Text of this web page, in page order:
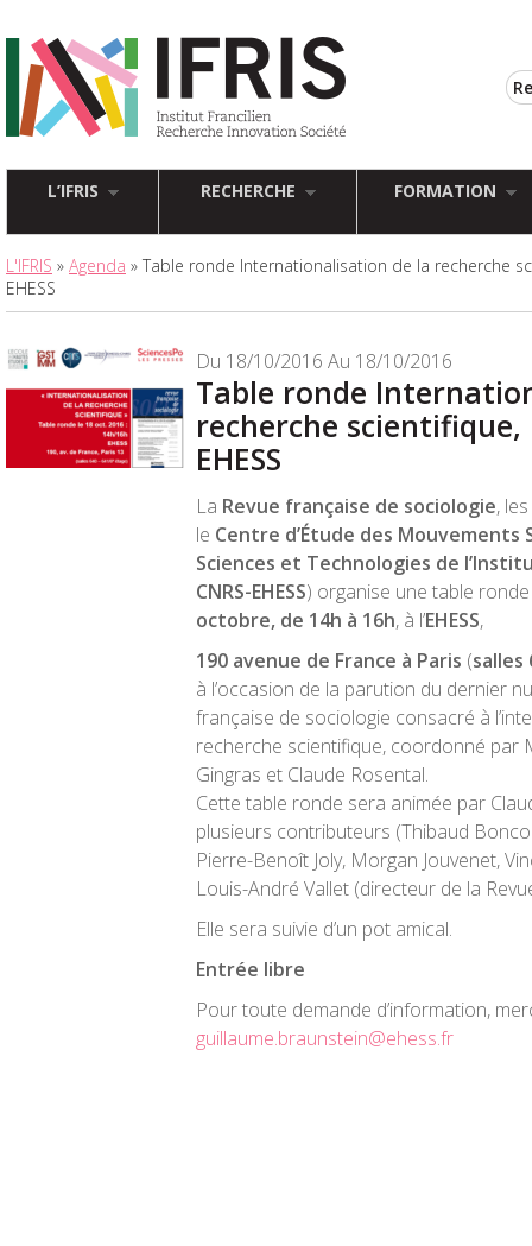
L’IFRIS RECHERCHE FORMATION
L'IFRIS » Agenda » Table ronde Internationalisation de la recherche
EHESS
Du 18/10/2016 Au 18/10/2016
Table ronde
recherche scientifique,
EHESS
La Revue française de sociologie, les
le Centre d’Étude des Mouvements
Sciences et Technologies de
CNRS-EHESS) organise une table
octobre, de 14h à 16h, à l’EHESS,
190 avenue de France à Paris (salles
à l’occasion de la parution du dernier
française de sociologie consacré à
recherche scientifique, coordonné par
Gingras et Claude Rosental.
Cette table ronde sera animée par
plusieurs contributeurs (Thibaud
Pierre-Benoît Joly, Morgan Jouvenet,
Louis-André Vallet (directeur de la
Elle sera suivie d’un pot amical.
Entrée libre
Pour toute demande d’information,
guillaume.braunstein@ehess.fr